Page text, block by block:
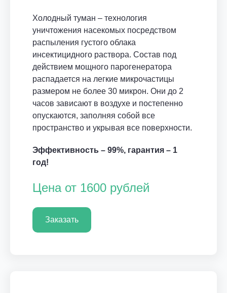
Холодный туман – технология
уничтожения насекомых посредством
распыления густого облака
инсектицидного раствора. Состав под
действием мощного парогенератора
распадается на легкие микрочастицы
размером не более 30 микрон. Они до 2
часов зависают в воздухе и постепенно
опускаются, заполняя собой все
пространство и укрывая все поверхности.
Эффективность – 99%, гарантия – 1
год!
Цена от 1600 рублей
Заказать